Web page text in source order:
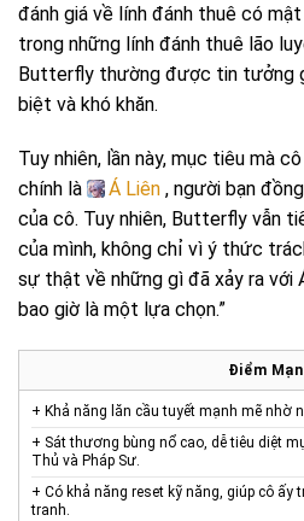
đánh giá về lính đánh thuê có mật
trong những lính đánh thuê lão
Butterfly thường được tin tưởng
biệt và khó khăn.
Tuy nhiên, lần này, mục tiêu mà
chính là
Á Liên , người bạn
của cô. Tuy nhiên, Butterfly vẫn
của mình, không chỉ vì ý thức
sự thật về những gì đã xảy ra với
bao giờ là một lựa chọn.”
Điểm
+ Khả năng lăn cầu tuyết mạnh mẽ nhờ
+ Sát thương bùng nổ cao, dễ tiêu diệt
Thủ và Pháp Sư.
+ Có khả năng reset kỹ năng, giúp cô ấy
tranh.